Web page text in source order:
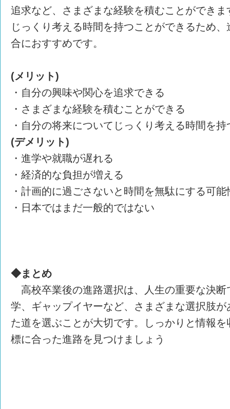
追求など、さまざまな経験を積むことができ
じっくり考える時間を持つことができるため
合におすすめです。
(メリット)
・自分の興味や関心を追求できる
・さまざまな経験を積むことができる
・自分の将来についてじっくり考える時間を
(デメリット)
・進学や就職が遅れる
・経済的な負担が増える
・計画的に過ごさないと時間を無駄にする可能
・日本ではまだ一般的ではない
◆まとめ
高校卒業後の進路選択は、人生の重要な決断
学、ギャップイヤーなど、さまざまな選択肢
た道を選ぶことが大切です。しっかりと情報
標に合った進路を見つけましょう